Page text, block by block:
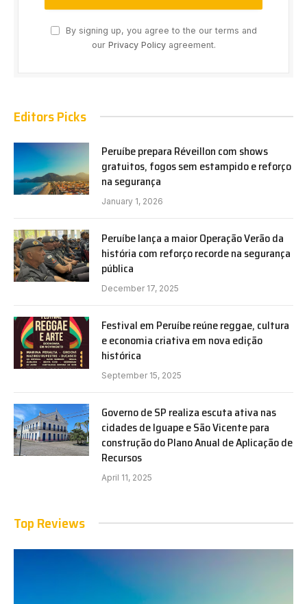
By signing up, you agree to the our terms and
our Privacy Policyagreement.
Editors Picks
Peruíbe prepara Réveillon com shows
gratuitos, fogos sem estampido e reforço
na segurança
January 1, 2026
Peruíbe lança a maior Operação Verão da
história com reforço recorde na segurança
pública
December 17, 2025
Festival em Peruíbe reúne reggae, cultura
e economia criativa em nova edição
histórica
September 15, 2025
Governo de SP realiza escuta ativa nas
cidades de Iguape e São Vicente para
construção do Plano Anual de Aplicação de
Recursos
April 11, 2025
Top Reviews